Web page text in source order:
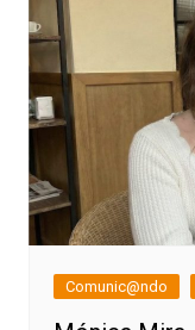
Comunic@ndo